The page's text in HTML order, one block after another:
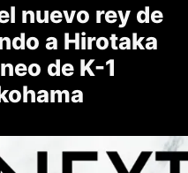
nuevo rey de
a Hirotaka
de K-1